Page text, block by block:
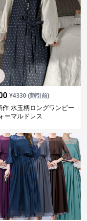
¥4330(割引前)
作 水玉柄ロングワンピー
ーマルドレス